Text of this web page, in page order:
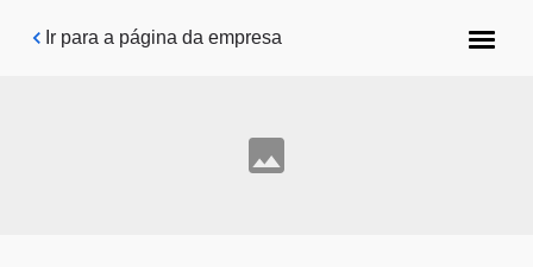
Pular para o conteúdo principal
Ir para a página da empresa